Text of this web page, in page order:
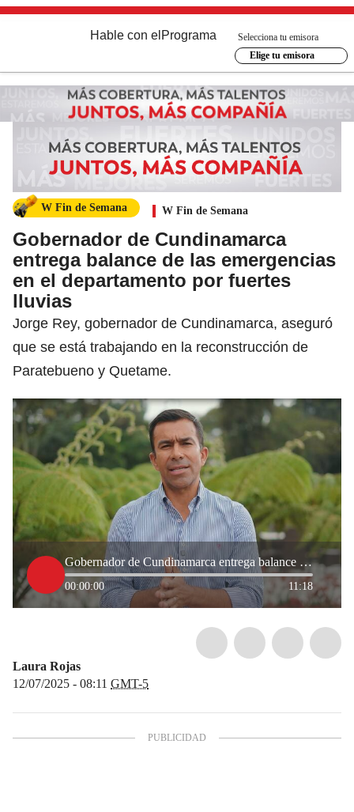
Hable con el Programa
Selecciona tu emisora
Elige tu emisora
W Fin de Semana W Fin de Semana
Gobernador de Cundinamarca
entrega balance de las emergencias
en el departamento por fuertes
lluvias
Jorge Rey, gobernador de Cundinamarca, aseguró
que se está trabajando en la reconstrucción de
Paratebueno y Quetame.
Gobernador de Cundinamarca entrega balance de las emergencias en el departamento por fuertes lluvias
00:00:00 11:18
Laura Rojas
12/07/2025 - 08:11 GMT-5